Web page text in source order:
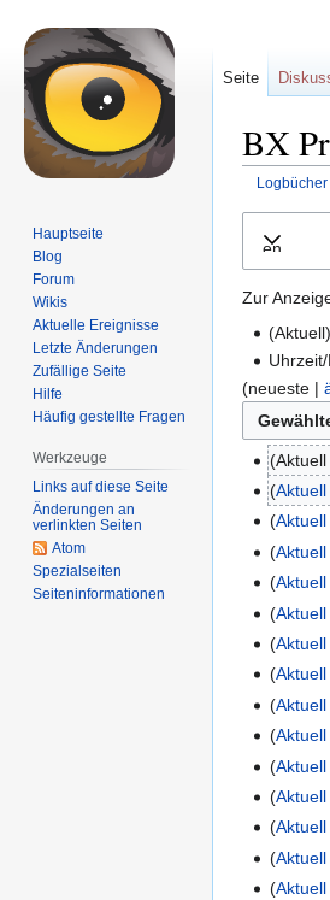
BX
Navigation
Suche
Ausklappen
Zur
(neueste |
Aktuell
Aktuell
Aktuell
Aktuell
Aktuell
Aktuell
Aktuell
Aktuell
Aktuell
Aktuell
Aktuell
Aktuell
Aktuell
Aktuell
Aktuell
Seite
Hauptseite
Blog
Forum
Wikis
Aktuelle Ereignisse
Letzte Änderungen
Zufällige Seite
Hilfe
Häufig gestellte Fragen
Werkzeuge
Links auf diese Seite
Änderungen an
verlinkten Seiten
Atom
Spezialseiten
Seiten­informationen